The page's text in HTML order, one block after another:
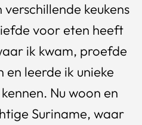
keukens
voor eten heeft
ik kwam, proefde
en leerde ik unieke
Nu woon en
Suriname, waar